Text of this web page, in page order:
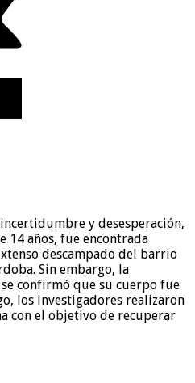
y desesperación,
14 años, fue encontrada
descampado del barrio
Sin embargo, la
confirmó que su cuerpo fue
los investigadores realizaron
con el objetivo de recuperar